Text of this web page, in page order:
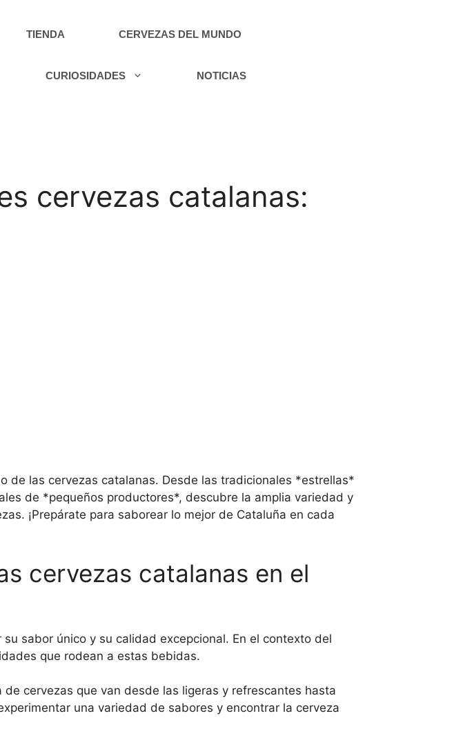
TIENDA CERVEZAS DEL MUNDO
CURIOSIDADES NOTICIAS
cervezas catalanas:
de las cervezas catalanas. Desde las tradicionales *estrellas*
de *pequeños productores*, descubre la amplia variedad y
¡Prepárate para saborear lo mejor de Cataluña en cada
cervezas catalanas en el
sabor único y su calidad excepcional. En el contexto del
que rodean a estas bebidas.
cervezas que van desde las ligeras y refrescantes hasta
una variedad de sabores y encontrar la cerveza